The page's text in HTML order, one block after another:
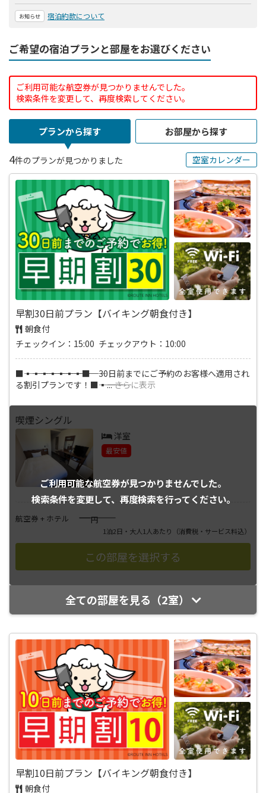
お知らせ 宿泊約款について
ご希望の宿泊プランと部屋をお選びください
ご利用可能な航空券が見つかりませんでした。
検索条件を変更して、再度検索してください。
プランから探す お部屋から探す
4件のプランが見つかりました 空室カレンダー
早割30日前プラン【バイキング朝食付き】
朝食付
チェックイン：15:00 チェックアウト：10:00
■―――▪―――▪―――▪―――▪―――▪―――▪―――▪―――■ 30日前までにご予約のお客様へ適用され
る割引プランです！■―――▪―――...さらに表示
ご利用可能な航空券が見つかりませんでした。
検索条件を変更して、 再度検索を行ってください。
喫煙シングル
洋室
最安値
航空券 + ホテル ――――円
1泊2日・大人1人あたり （消費税・サービス料込）
全ての部屋を見る（2室）
早割10日前プラン【バイキング朝食付き】
朝食付